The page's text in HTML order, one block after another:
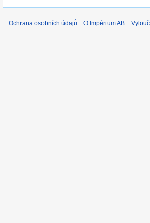
Ochrana osobních údajů O Impérium AB